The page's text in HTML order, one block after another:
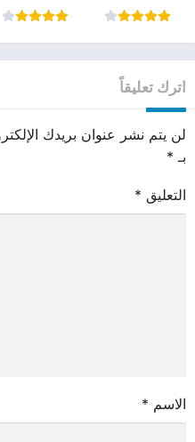
اترك تعليقاً
لن يتم نشر عنوان بريدك
بـ *
التعليق *
الاسم *